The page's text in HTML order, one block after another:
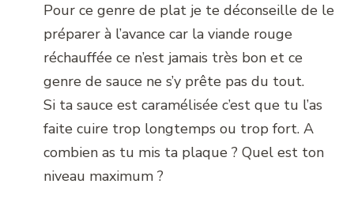
Pour ce genre de plat je te déconseille de le
préparer à l’avance car la viande rouge
réchauffée ce n’est jamais très bon et ce
genre de sauce ne s’y prête pas du tout.
Si ta sauce est caramélisée c’est que tu l’as
faite cuire trop longtemps ou trop fort. A
combien as tu mis ta plaque ? Quel est ton
niveau maximum ?